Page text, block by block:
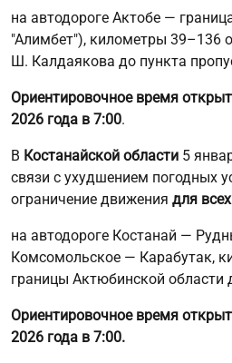
на автодороге Актобе —
"Алимбет"), километры 39–136
Ш. Калдаякова до пункта
Ориентировочное время
2026 года в 7:00.
В Костанайской области 5
связи с ухудшением погодных
ограничение движения для
на автодороге Костанай —
Комсомольское — Карабутак,
границы Актюбинской области
Ориентировочное время
2026 года в 7:00.